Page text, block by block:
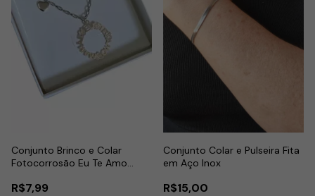
Conjunto Brinco e Colar
Fotocorrosão Eu Te Amo
R$7,99
Conjunto Colar e Pulseira Fita
em Aço Inox
R$15,00